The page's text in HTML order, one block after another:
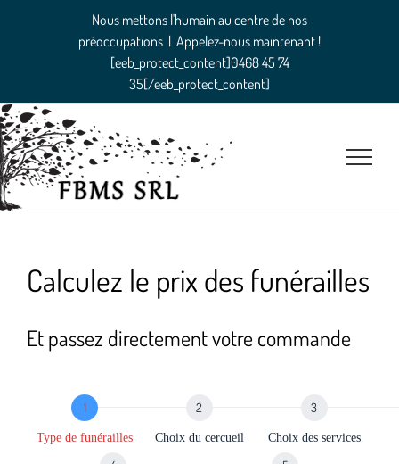
Nous mettons l'humain au centre de nos
préoccupations | Appelez-nous maintenant !
[eeb_protect_content]0468 45 74
35[/eeb_protect_content]
Calculez le prix des funérailles
Et passez directement votre commande
Type de funérailles Choix du cercueil Choix des services